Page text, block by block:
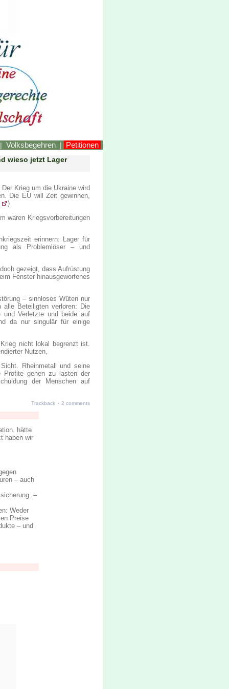
| Volksbegehren | Petitionen
wieso jetzt Lager
Krieg um die Ukraine wird
Die EU will Zeit gewinnen,
)
waren Kriegsvorbereitungen
erinnern: Lager für
als Problemlöser – und
gezeigt, dass Aufrüstung
Fenster hinausgeworfenes
– sinnloses Wüten nur
Beteiligten verloren: Die
und Verletzte und beide auf
da nur singulär für einige
nicht lokal begrenzt ist.
Nutzen,
Rheinmetall und seine
Profite gehen zu lasten der
der Menschen auf
Trackback · 2 comments
hätte
haben wir
– auch
–
Weder
Preise
– und